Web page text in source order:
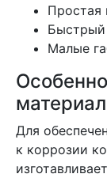
Простая
Малые
Для
к коррозии